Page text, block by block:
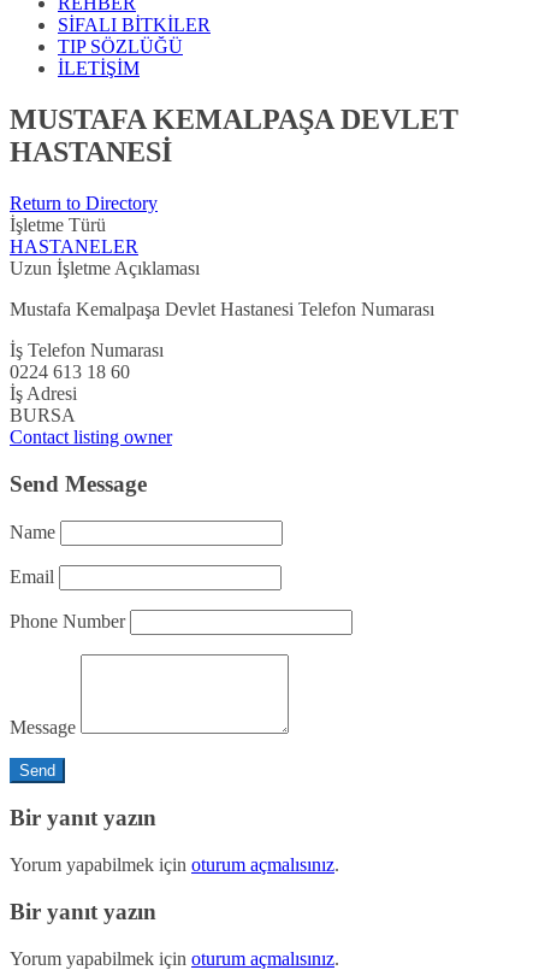
SİFALI BİTKİLER
TIP SÖZLÜĞÜ
İLETİŞİM
MUSTAFA KEMALPAŞA DEVLET
HASTANESİ
Return to Directory
İşletme Türü
HASTANELER
Uzun İşletme Açıklaması
Mustafa Kemalpaşa Devlet Hastanesi Telefon Numarası
İş Telefon Numarası
0224 613 18 60
İş Adresi
BURSA
Contact listing owner
Send Message
Name
Email
Phone Number
Message
Bir yanıt yazın
Yorum yapabilmek için oturum açmalısınız.
Bir yanıt yazın
Yorum yapabilmek için oturum açmalısınız.